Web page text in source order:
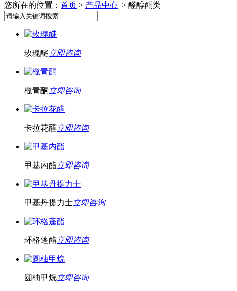
您所在的位置： 首页 > 产品中心 > 醛醇酮类
玫瑰醚 立即咨询
榄青酮 立即咨询
卡拉花醛立即咨询
甲基内酯立即咨询
甲基丹提力士立即咨询
环格蓬酯立即咨询
圆柚甲烷立即咨询